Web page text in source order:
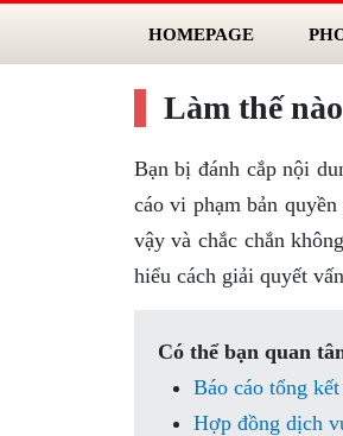
HOMEPAGE
Làm thế
Bạn bị đánh cắp nội
cáo vi phạm bản
vậy và chắc chắn
hiểu cách giải quyết
Có thể bạn quan
Báo cáo tổng
Hợp đồng dịch